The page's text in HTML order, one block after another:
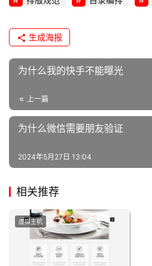
生成海报
为什么我的快手不能曝光
上一篇
为什么微信需要朋友验证
2024年5月27日 13:04
相关推荐
虚拟主机